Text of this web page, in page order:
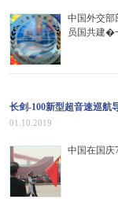
中国外交
员国共建�
长剑-100新型超音速巡航
01.10.2019
中国在国庆